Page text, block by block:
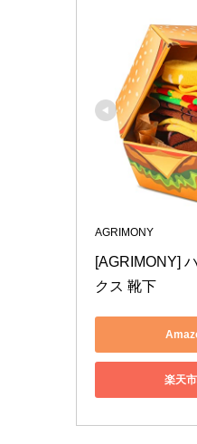
AGRIMONY
[AGRIMONY]
クス 靴下
楽天